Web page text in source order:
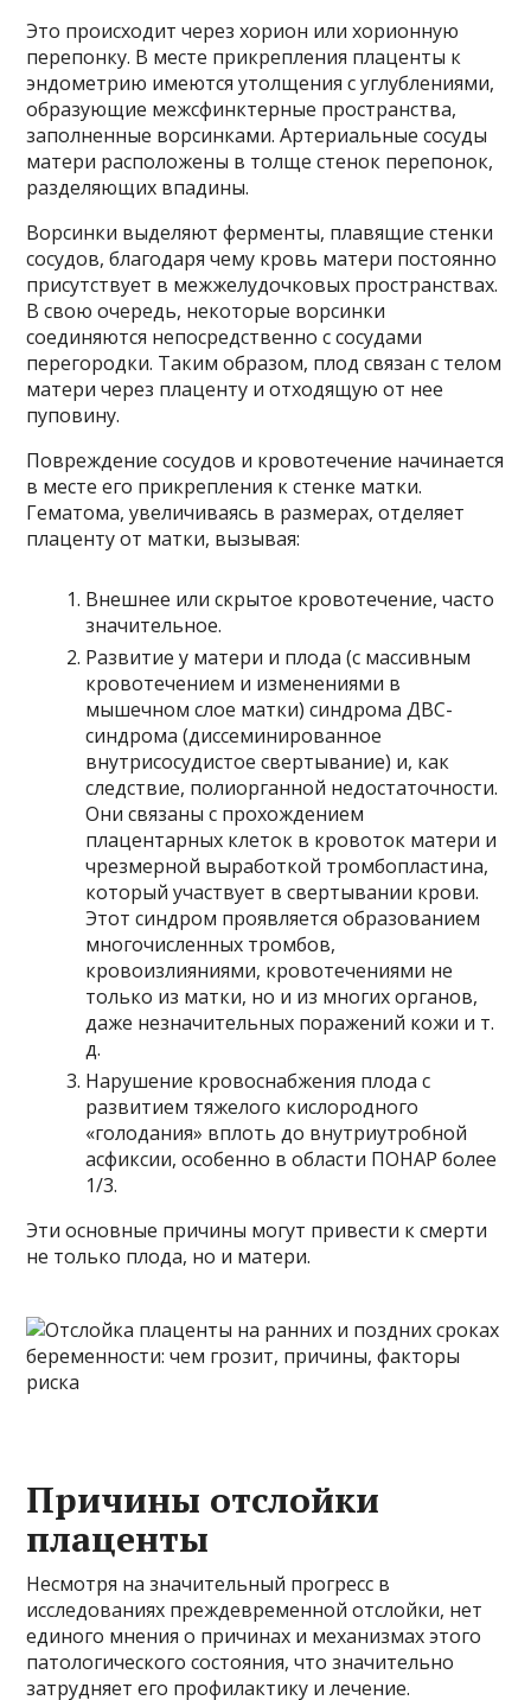
Это происходит через хорион или хорионную
перепонку. В месте прикрепления плаценты к
эндометрию имеются утолщения с углублениями,
образующие межсфинктерные пространства,
заполненные ворсинками. Артериальные сосуды
матери расположены в толще стенок перепонок,
разделяющих впадины.
Ворсинки выделяют ферменты, плавящие стенки
сосудов, благодаря чему кровь матери постоянно
присутствует в межжелудочковых пространствах.
В свою очередь, некоторые ворсинки
соединяются непосредственно с сосудами
перегородки. Таким образом, плод связан с телом
матери через плаценту и отходящую от нее
пуповину.
Повреждение сосудов и кровотечение начинается
в месте его прикрепления к стенке матки.
Гематома, увеличиваясь в размерах, отделяет
плаценту от матки, вызывая:
Внешнее или скрытое кровотечение, часто
значительное.
Развитие у матери и плода (с массивным
кровотечением и изменениями в
мышечном слое матки) синдрома ДВС-
синдрома (диссеминированное
внутрисосудистое свертывание) и, как
следствие, полиорганной недостаточности.
Они связаны с прохождением
плацентарных клеток в кровоток матери и
чрезмерной выработкой тромбопластина,
который участвует в свертывании крови.
Этот синдром проявляется образованием
многочисленных тромбов,
кровоизлияниями, кровотечениями не
только из матки, но и из многих органов,
даже незначительных поражений кожи и т.
д.
Нарушение кровоснабжения плода с
развитием тяжелого кислородного
«голодания» вплоть до внутриутробной
асфиксии, особенно в области ПОНАР более
1/3.
Эти основные причины могут привести к смерти
не только плода, но и матери.
Причины отслойки
плаценты
Несмотря на значительный прогресс в
исследованиях преждевременной отслойки, нет
единого мнения о причинах и механизмах этого
патологического состояния, что значительно
затрудняет его профилактику и лечение.